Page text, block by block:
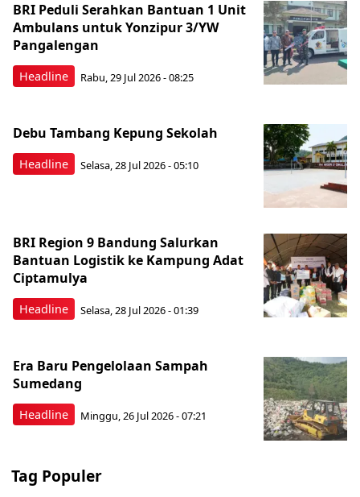
Headline
BRI Peduli Serahkan Bantuan 1 Unit
Ambulans untuk Yonzipur 3/YW
Pangalengan
Rabu, 29 Jul 2026 - 08:25
Headline
Debu Tambang Kepung Sekolah
Selasa, 28 Jul 2026 - 05:10
Headline
BRI Region 9 Bandung Salurkan
Bantuan Logistik ke Kampung Adat
Ciptamulya
Selasa, 28 Jul 2026 - 01:39
Headline
Era Baru Pengelolaan Sampah
Sumedang
Minggu, 26 Jul 2026 - 07:21
Tag Populer